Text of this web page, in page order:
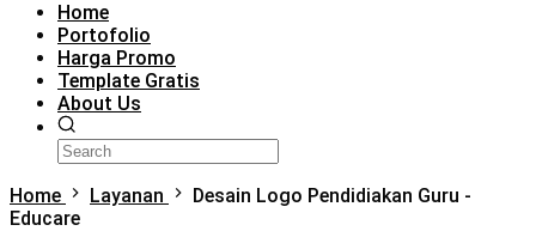
Home
Portofolio
Harga Promo
Template Gratis
About Us
Home Layanan
Desain Logo Pendidiakan Guru -
Educare